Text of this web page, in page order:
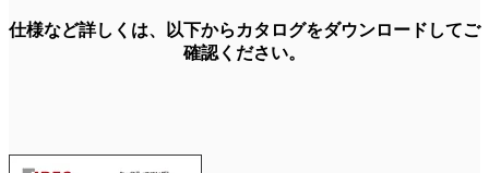
仕様など詳しくは、以下からカタログをダウンロードしてご
確認ください。